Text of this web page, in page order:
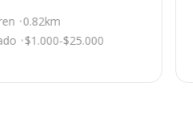
0.82km
$1.000-$25.000